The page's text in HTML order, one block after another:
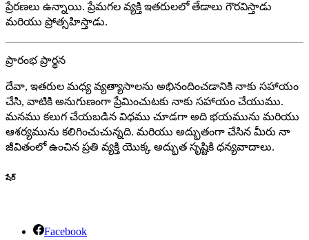
ప్రేరణలు ఉన్నాయి. ప్రేమగల వ్యక్తి ఇతరులలో తేడాలు గౌరవిస్తాడు
మరియు ప్రోత్సహిస్తాడు.
ప్రారంభ ప్రార్థన
దేవా, ఇతరుల మధ్య వ్యత్యాసాలను అభినందించడానికి నాకు సహాయం
చేసి, వాటికి అనుగుణంగా ప్రేమించుటకు నాకు సహాయం చేయుము.
మనము కలుగ చేయబడిన విధము చూడగా అది భయమును మరియు
ఆశర్యమును కలిగించుచున్నది. మరియు అద్భుతంగా చేసిన మీరు నా
జీవితంలో ఉంచిన ప్రతి వ్యక్తి యొక్క అద్భుత సృష్టికి ధన్యవాదాలు.
షేర్
Facebook